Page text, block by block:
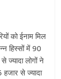
को ईनाम मिल
हिस्सों में 90
ज्यादा लोगों ने
से ज्यादा